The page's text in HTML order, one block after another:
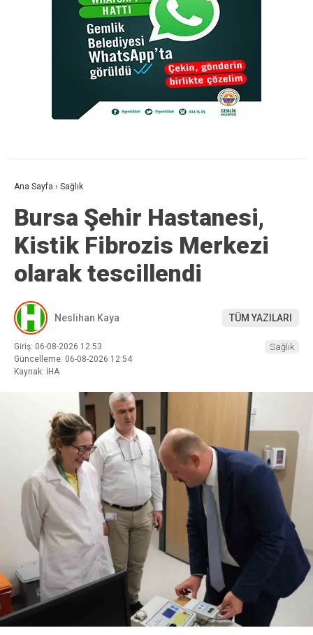
Ana Sayfa › Sağlık
Bursa Şehir Hastanesi,
Kistik Fibrozis Merkezi
olarak tescillendi
Neslihan Kaya TÜM YAZILARI
Giriş: 06-08-2026 12:53
Güncelleme: 06-08-2026 12:54
Kaynak: İHA
Sağlık